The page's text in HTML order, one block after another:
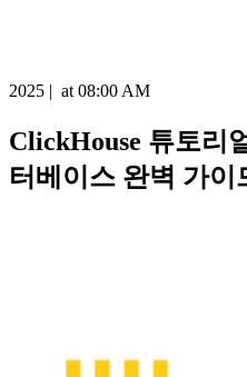
2025 | at 08:00 AM
ClickHouse 튜토리
터베이스 완벽 가이